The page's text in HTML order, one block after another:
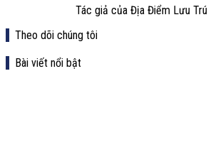
Tác giả của Địa Điểm Lưu Trú
Theo dõi chúng tôi
Bài viết nổi bật